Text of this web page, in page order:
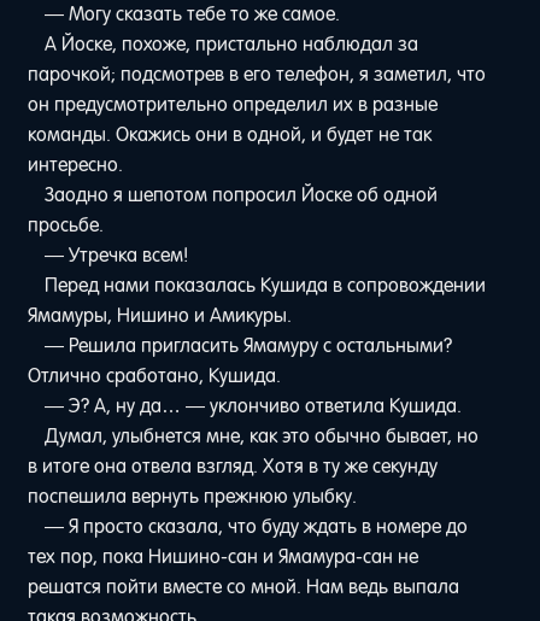
— Могу сказать тебе то же самое.
А Йоске, похоже, пристально наблюдал за
парочкой; подсмотрев в его телефон, я заметил, что
он предусмотрительно определил их в разные
команды. Окажись они в одной, и будет не так
интересно.
Заодно я шепотом попросил Йоске об одной
просьбе.
— Утречка всем!
Перед нами показалась Кушида в сопровождении
Ямамуры, Нишино и Амикуры.
— Решила пригласить Ямамуру с остальными?
Отлично сработано, Кушида.
— Э? А, ну да… — уклончиво ответила Кушида.
Думал, улыбнется мне, как это обычно бывает, но
в итоге она отвела взгляд. Хотя в ту же секунду
поспешила вернуть прежнюю улыбку.
— Я просто сказала, что буду ждать в номере до
тех пор, пока Нишино-сан и Ямамура-сан не
решатся пойти вместе со мной. Нам ведь выпала